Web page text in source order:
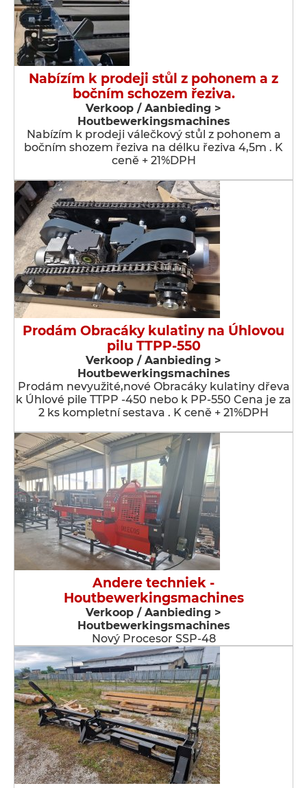
Nabízím k prodeji stůl z pohonem a z
bočním schozem řeziva.
Verkoop / Aanbieding >
Houtbewerkingsmachines
Nabízím k prodeji válečkový stůl z pohonem a
bočním shozem řeziva na délku řeziva 4,5m . K
ceně + 21%DPH
Prodám Obracáky kulatiny na Úhlovou
pilu TTPP-550
Verkoop / Aanbieding >
Houtbewerkingsmachines
Prodám nevyužité,nové Obracáky kulatiny dřeva
k Úhlové pile TTPP -450 nebo k PP-550 Cena je za
2 ks kompletní sestava . K ceně + 21%DPH
Andere techniek -
Houtbewerkingsmachines
Verkoop / Aanbieding >
Houtbewerkingsmachines
Nový Procesor SSP-48